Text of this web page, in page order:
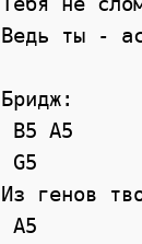
Ведь ты -
Бридж:
Из генов